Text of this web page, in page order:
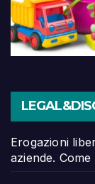
Erogazioni
aziende.